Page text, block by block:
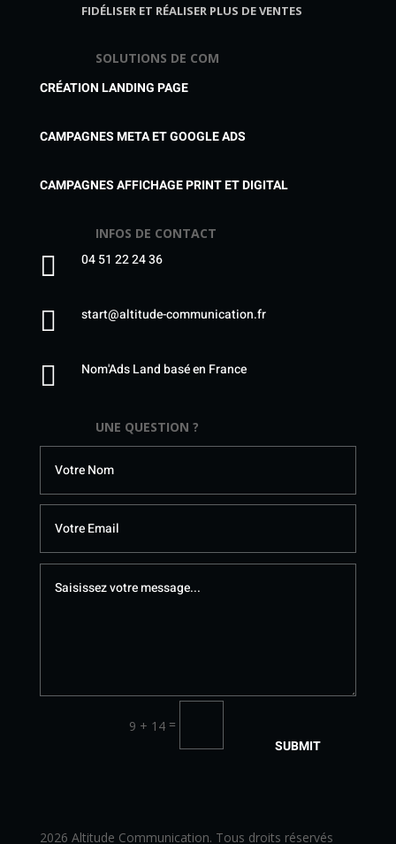
FIDÉLISER ET RÉALISER PLUS DE VENTES
SOLUTIONS DE COM
CRÉATION LANDING PAGE
CAMPAGNES META ET GOOGLE ADS
CAMPAGNES AFFICHAGE PRINT ET DIGITAL
INFOS DE CONTACT
 04 51 22 24 36
 start@altitude-communication.fr
 Nom'Ads Land basé en France
UNE QUESTION ?
9 + 14 =
SUBMIT
2026 Altitude Communication. Tous droits réservés